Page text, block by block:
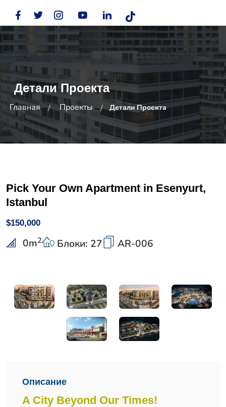
Детали Проекта
Главная Проекты Детали Проекта
Pick Your Own Apartment in Esenyurt,
Istanbul
$150,000
0m2 Блоки: 27 AR-006
Описание
A City Beyond Our Times!